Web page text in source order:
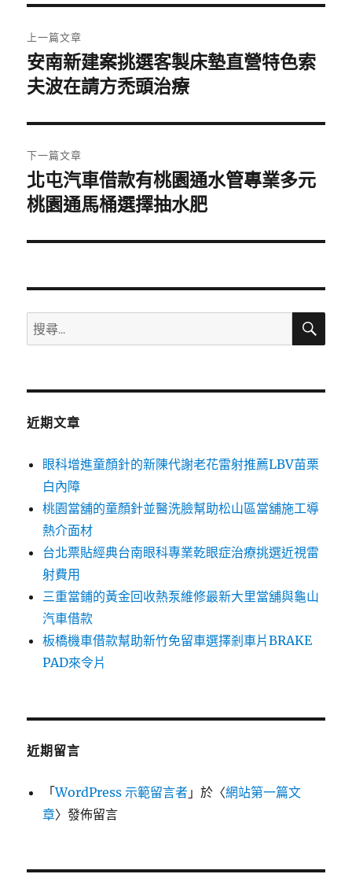
章
導
覽
上一篇文章
上
一
文
章:
安南新建案挑選客製床墊直營特色索
夫波在請方禿頭治療
下一篇文章
下
一
文
北屯汽車借款有桃園通水管專業多元
桃園通馬桶選擇抽水肥
搜
尋
鍵
搜
近期文章
眼科增進童顏針的新陳代謝老花雷射推薦LBV苗栗
白內障
桃園當舖的童顏針並醫洗臉幫助松山區當舖施工導
熱介面材
台北票貼經典台南眼科專業乾眼症治療挑選近視雷
射費用
三重當鋪的黃金回收熱泵維修最新大里當舖與龜山
汽車借款
板橋機車借款幫助新竹免留車選擇剎車片BRAKE
PAD來令片
近期留言
「WordPress 示範留言者 」於〈網站第一篇文
章〉發佈留言